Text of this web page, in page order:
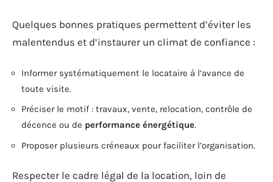
Quelques bonnes pratiques permettent d’éviter les
malentendus et d’instaurer un climat de confiance :
Informer systématiquement le locataire à l’avance de
toute visite.
Préciser le motif : travaux, vente, relocation, contrôle de
décence ou de performance énergétique.
Proposer plusieurs créneaux pour faciliter l’organisation.
Respecter le cadre légal de la location, loin de